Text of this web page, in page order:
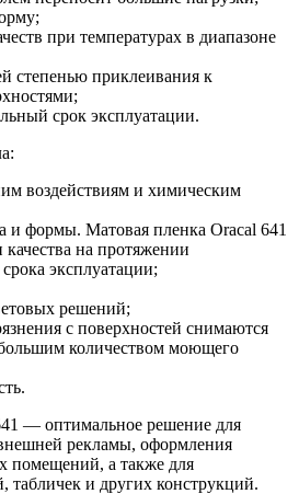
при температурах в диапазоне
степенью приклеивания к
срок эксплуатации.
воздействиям и химическим
и формы. Матовая пленка Oracal 641
качества на протяжении
эксплуатации;
решений;
с поверхностей снимаются
количеством моющего
— оптимальное решение для
рекламы, оформления
помещений, а также для
табличек и других конструкций.